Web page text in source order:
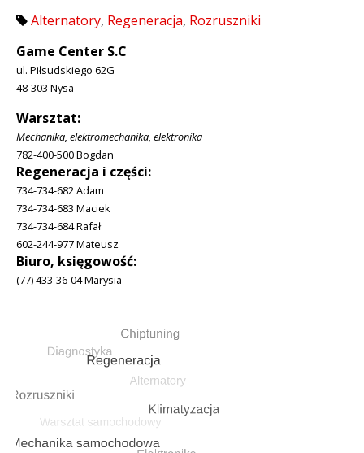
Alternatory, Regeneracja, Rozruszniki
Game Center S.C
ul. Piłsudskiego 62G
48-303 Nysa
Warsztat:
Mechanika, elektromechanika, elektronika
782-400-500 Bogdan
Regeneracja i części:
734-734-682 Adam
734-734-683 Maciek
734-734-684 Rafał
602-244-977 Mateusz
Biuro, księgowość:
(77) 433-36-04 Marysia